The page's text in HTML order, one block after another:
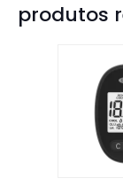
produtos